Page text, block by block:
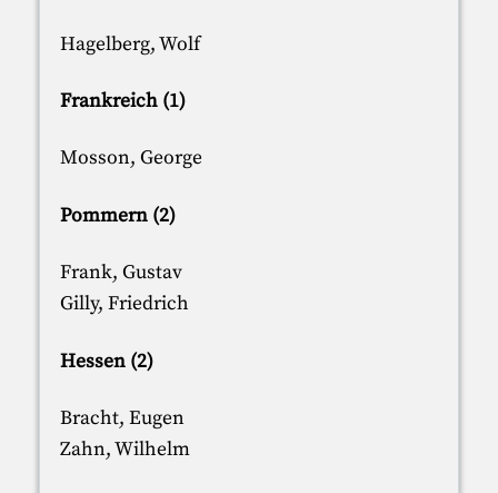
Hagelberg, Wolf
Frankreich (1)
Mosson, George
Pommern (2)
Frank, Gustav
Gilly, Friedrich
Hessen (2)
Bracht, Eugen
Zahn, Wilhelm